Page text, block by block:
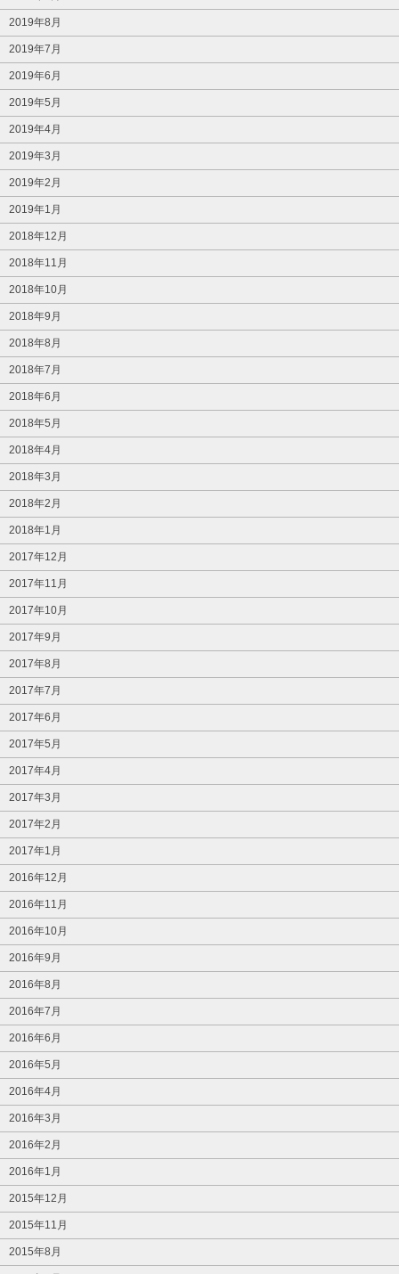
2019年8月
2019年7月
2019年6月
2019年5月
2019年4月
2019年3月
2019年2月
2019年1月
2018年12月
2018年11月
2018年10月
2018年9月
2018年8月
2018年7月
2018年6月
2018年5月
2018年4月
2018年3月
2018年2月
2018年1月
2017年12月
2017年11月
2017年10月
2017年9月
2017年8月
2017年7月
2017年6月
2017年5月
2017年4月
2017年3月
2017年2月
2017年1月
2016年12月
2016年11月
2016年10月
2016年9月
2016年8月
2016年7月
2016年6月
2016年5月
2016年4月
2016年3月
2016年2月
2016年1月
2015年12月
2015年11月
2015年8月